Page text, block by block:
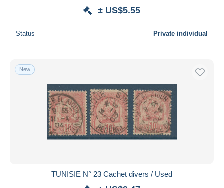
± US$5.55
Status Private individual
New
TUNISIE N° 23 Cachet divers / Used